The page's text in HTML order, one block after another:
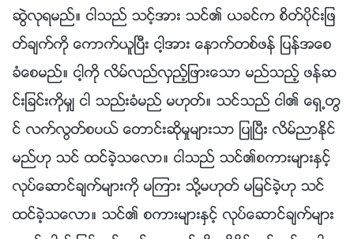
ဆြဲလုရမည္။ ငါသည္ သင့္အား သင္၏ ယခင္က စိတ္ပိုင္းျဖ
တ္ခ်က္ကို ေကာက္ယူၿပီး ငါ့အား ေနာက္တစ္ဖန္ ျပန္အေစ
ခံေစမည္။ ငါ့ကို လိမ္လည္လွည့္ျဖားေသာ မည္သည့္ ဖန္ဆ
င္းျခင္းကိုမွ် ငါ သည္းခံမည္ မဟုတ္။ သင္သည္ ငါ၏ ေရွ႕တြ
င္ လက္လြတ္စပယ္ ေတာင္းဆိုမႈမ်ားသာ ျပဳၿပီး လိမ္ညာႏိုင္
မည္ဟု သင္ ထင္ခဲ့သေလာ။ ငါသည္ သင္၏စကားမ်ားႏွင့္
လုပ္ေဆာင္ခ်က္မ်ားကို မၾကား သို႔မဟုတ္ မျမင္ခဲ့ဟု သင္
ထင္ခဲ့သေလာ။ သင္၏ စကားမ်ားႏွင့္ လုပ္ေဆာင္ခ်က္မ်ား